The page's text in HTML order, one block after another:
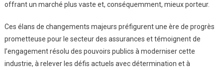
offrant un marché plus vaste et, conséquemment, mieux porteur.
Ces élans de changements majeurs préfigurent une ère de progrès
prometteuse pour le secteur des assurances et témoignent de
l’engagement résolu des pouvoirs publics à moderniser cette
industrie, à relever les défis actuels avec détermination et à